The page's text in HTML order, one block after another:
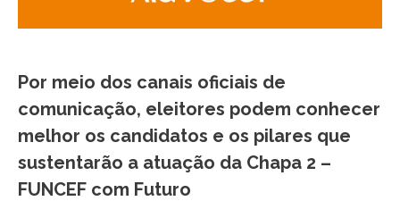
Por meio dos canais oficiais de
comunicação, eleitores podem conhecer
melhor os candidatos e os pilares que
sustentarão a atuação da Chapa 2 –
FUNCEF com Futuro